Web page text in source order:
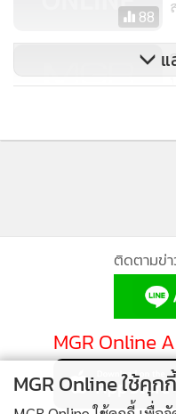
88
ติดตามข่า
MGR Online
MGR Online ใช้คุก